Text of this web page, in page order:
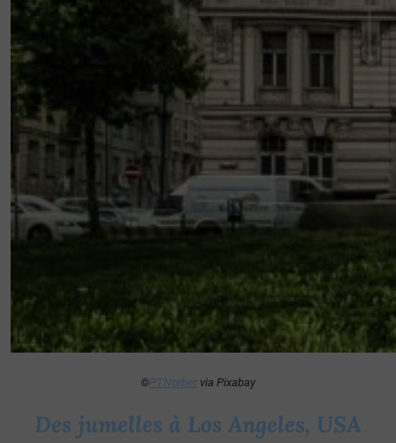
©PTNorber via Pixabay
Des jumelles à Los Angeles, USA